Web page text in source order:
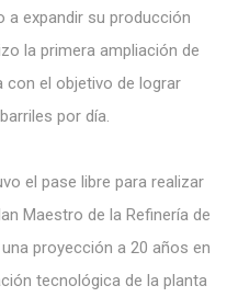
a expandir su producción
la primera ampliación de
con el objetivo de lograr
por día.
el pase libre para realizar
Maestro de la Refinería de
proyección a 20 años en
tecnológica de la planta